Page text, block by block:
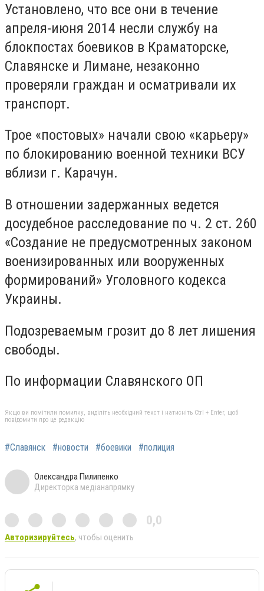
Установлено, что все они в течение
апреля-июня 2014 несли службу на
блокпостах боевиков в Краматорске,
Славянске и Лимане, незаконно
проверяли граждан и осматривали их
транспорт.
Трое «постовых» начали свою «карьеру»
по блокированию военной техники ВСУ
вблизи г. Карачун.
В отношении задержанных ведется
досудебное расследование по ч. 2 ст. 260
«Создание не предусмотренных законом
военизированных или вооруженных
формирований» Уголовного кодекса
Украины.
Подозреваемым грозит до 8 лет лишения
свободы.
По информации Славянского ОП
Якщо ви помітили помилку, виділіть необхідний текст і натисніть Ctrl + Enter, щоб
повідомити про це редакцію
#Славянск #новости #боевики #полиция
Олександра Пилипенко
Директорка медіанапрямку
0,0
Авторизируйтесь, чтобы оценить